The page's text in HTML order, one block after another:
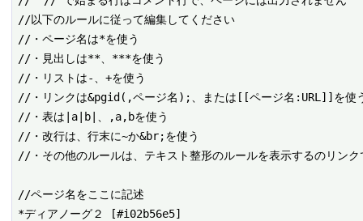
//以下のルールに従って編集してください
//・ページ名は*を使う
//・見出しは**、***を使う
//・リストは-、+を使う
//・リンクは&pgid(,ページ名);、または[[ページ名:URL]]を使
//・表は|a|b|、,a,bを使う
//・改行は、行末に~か&br;を使う
//・その他のルールは、テキスト整形のルールを表示するのリンク
//ページ名をここに記述
*ディアノーグ２ [#i02b56e5]